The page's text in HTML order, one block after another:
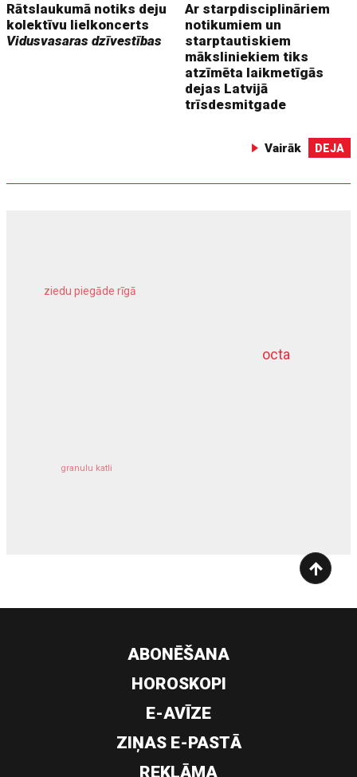
Rātslaukumā notiks deju
kolektīvu lielkoncerts
Vidusvasaras dzīvestības
Ar starpdisciplināriem
notikumiem un
starptautiskiem
māksliniekiem tiks
atzīmēta laikmetīgās
dejas Latvijā
trīsdesmitgade
Vairāk DEJA
octa
ziedu piegāde rīgā
granulu katli
dziļurbums
ABONĒŠANA
HOROSKOPI
E-AVĪZE
ZIŅAS E-PASTĀ
REKLĀMA